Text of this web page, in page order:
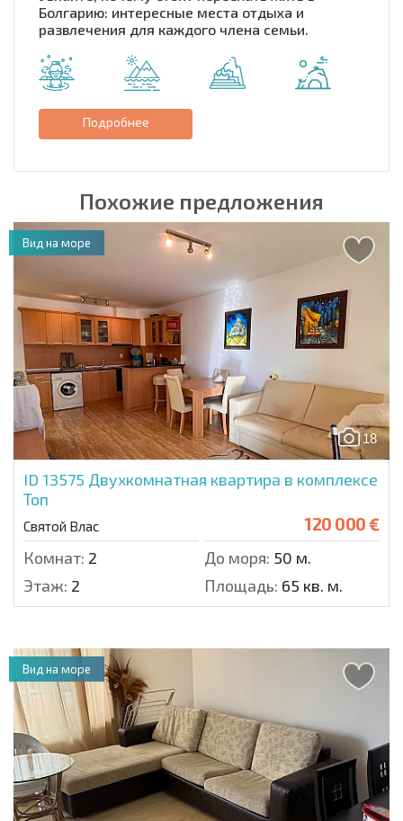
Болгарию: интересные места отдыха и
развлечения для каждого члена семьи.
Подробнее
Похожие предложения
18
ID 13575 Двухкомнатная квартира в комплексе
Топ
Святой Влас 120 000 €
Комнат: 2 До моря: 50 м.
Этаж: 2 Площадь: 65 кв. м.
Вид на море
Вид на море